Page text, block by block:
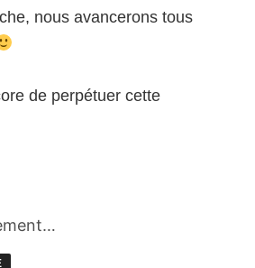
nous avancerons tous
de perpétuer cette